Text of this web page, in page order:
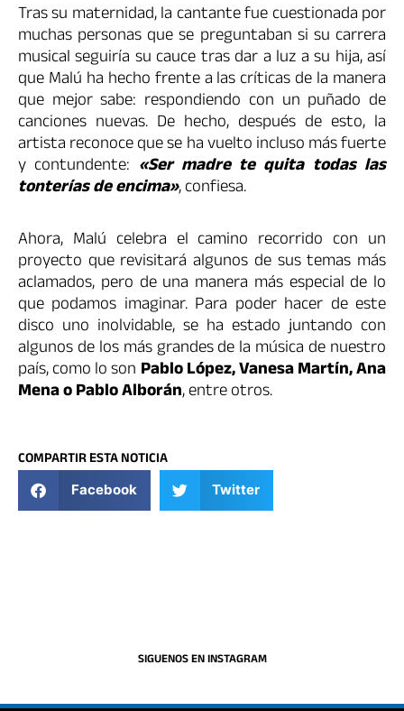
Tras su maternidad, la cantante fue cuestionada por
muchas personas que se preguntaban si su carrera
musical seguiría su cauce tras dar a luz a su hija, así
que Malú ha hecho frente a las críticas de la manera
que mejor sabe: respondiendo con un puñado de
canciones nuevas. De hecho, después de esto, la
artista reconoce que se ha vuelto incluso más fuerte
y contundente: «Ser madre te quita todas las
tonterías de encima», confiesa.
Ahora, Malú celebra el camino recorrido con un
proyecto que revisitará algunos de sus temas más
aclamados, pero de una manera más especial de lo
que podamos imaginar. Para poder hacer de este
disco uno inolvidable, se ha estado juntando con
algunos de los más grandes de la música de nuestro
país, como lo son Pablo López, Vanesa Martín, Ana
Mena o Pablo Alborán, entre otros.
COMPARTIR ESTA NOTICIA
Facebook Twitter
SIGUENOS EN INSTAGRAM